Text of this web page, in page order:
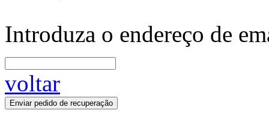
Introduza o endereço de
voltar
Enviar pedido de recuperação